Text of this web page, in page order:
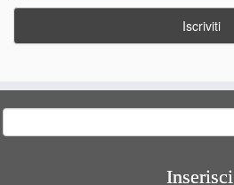
per:
Inserisci